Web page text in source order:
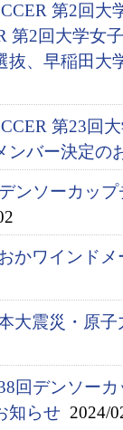
第2回
第2回大学女
抜、早稲田大
第23回
ンバー決定の
デンソーカッ
かワインド
大震災・原
回デンソー
知らせ 2024/